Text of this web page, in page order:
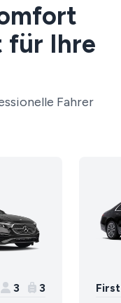
für Ihre
Fahrer
3 3